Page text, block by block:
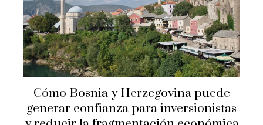
Cómo Bosnia y Herzegovina puede
generar confianza para inversionistas